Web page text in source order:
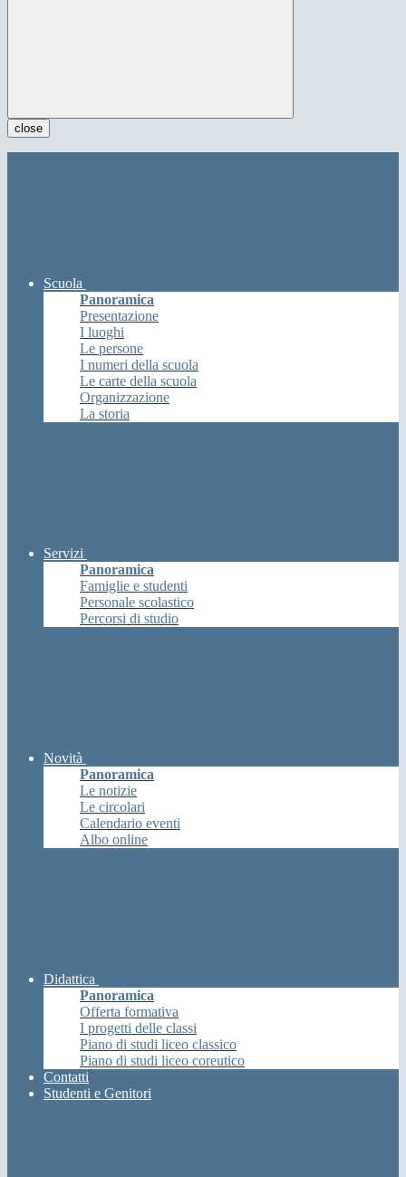
close
Scuola
Panoramica
Presentazione
I luoghi
Le persone
I numeri della scuola
Le carte della scuola
Organizzazione
La storia
Servizi
Panoramica
Famiglie e studenti
Personale scolastico
Percorsi di studio
Novità
Panoramica
Le notizie
Le circolari
Calendario eventi
Albo online
Didattica
Panoramica
Offerta formativa
I progetti delle classi
Piano di studi liceo classico
Piano di studi liceo coreutico
Contatti
Studenti e Genitori